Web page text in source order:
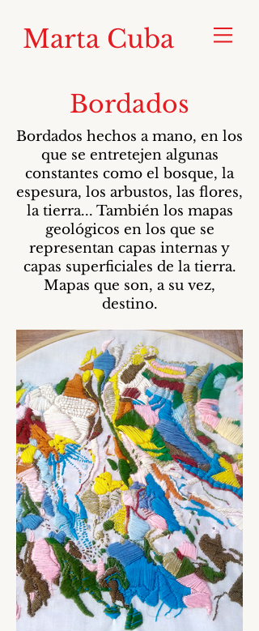
Marta Cuba
Bordados
Bordados hechos a mano, en los
que se entretejen algunas
constantes como el bosque, la
espesura, los arbustos, las flores,
la tierra... También los mapas
geológicos en los que se
representan capas internas y
capas superficiales de la tierra.
Mapas que son, a su vez,
destino.